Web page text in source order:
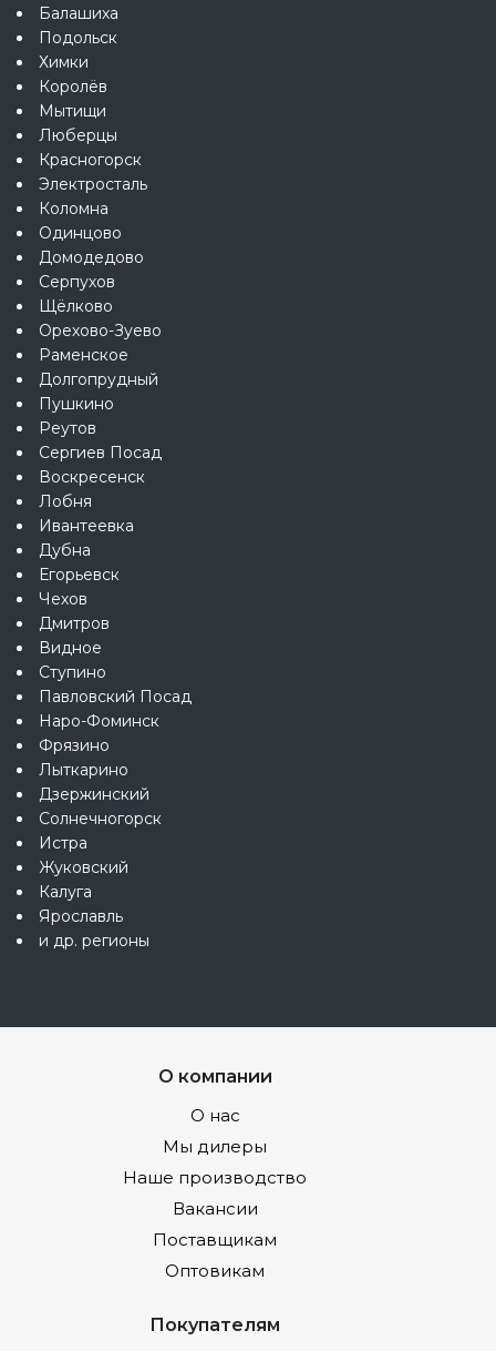
Балашиха
Подольск
Химки
Королёв
Мытищи
Люберцы
Красногорск
Электросталь
Коломна
Одинцово
Домодедово
Серпухов
Щёлково
Орехово-Зуево
Раменское
Долгопрудный
Пушкино
Реутов
Сергиев Посад
Воскресенск
Лобня
Ивантеевка
Дубна
Егорьевск
Чехов
Дмитров
Видное
Ступино
Павловский Посад
Наро-Фоминск
Фрязино
Лыткарино
Дзержинский
Солнечногорск
Истра
Жуковский
Калуга
Ярославль
и др. регионы
О компании
О нас
Мы дилеры
Наше производство
Вакансии
Поставщикам
Оптовикам
Покупателям